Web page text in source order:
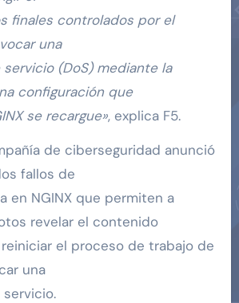
finales controlados por el
una
(DoS) mediante la
configuración que
se recargue», explica F5.
de ciberseguridad anunció
fallos de
en NGINX que permiten a
revelar el contenido
el proceso de trabajo de
una